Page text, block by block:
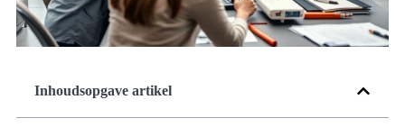
Inhoudsopgave artikel